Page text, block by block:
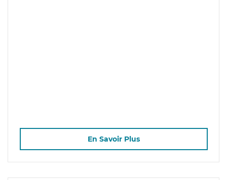
En Savoir Plus